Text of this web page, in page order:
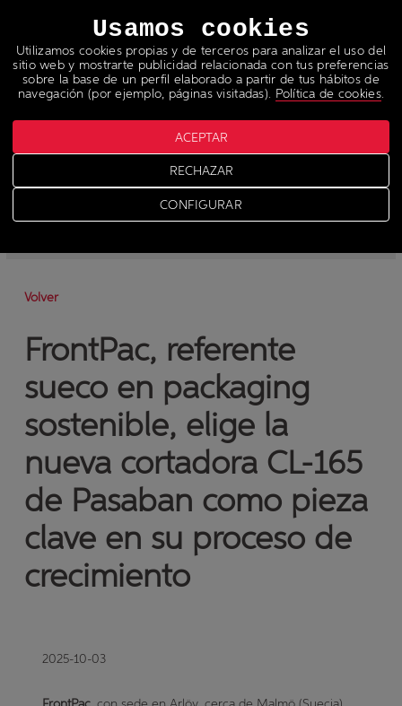
Noticias >
Volver
FrontPac, referente
sueco en packaging
sostenible, elige la
nueva cortadora CL-165
de Pasaban como pieza
clave en su proceso de
crecimiento
2025-10-03
Usamos cookies
Utilizamos cookies propias y de terceros para analizar el uso del
sitio web y mostrarte publicidad relacionada con tus preferencias
sobre la base de un perfil elaborado a partir de tus hábitos de
navegación (por ejemplo, páginas visitadas). Política de cookies.
CONFIGURAR
RECHAZAR
ACEPTAR